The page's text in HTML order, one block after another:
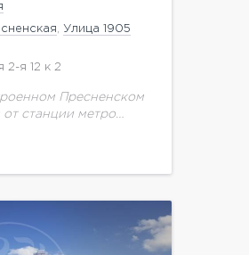
Улица 1905
2-я 12 к 2
Пресненском
станции метро
– жилой